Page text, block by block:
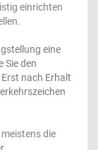
einrichten
eine
Sie den
nach Erhalt
die